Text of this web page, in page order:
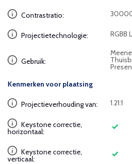
Contrastratio:
Projectietechnologie: RGBB
Gebruik:
Kenmerken voor plaatsing
Projectieverhouding van: 1.21:1
Keystone correctie,
horizontaal:
Keystone correctie,
verticaal: